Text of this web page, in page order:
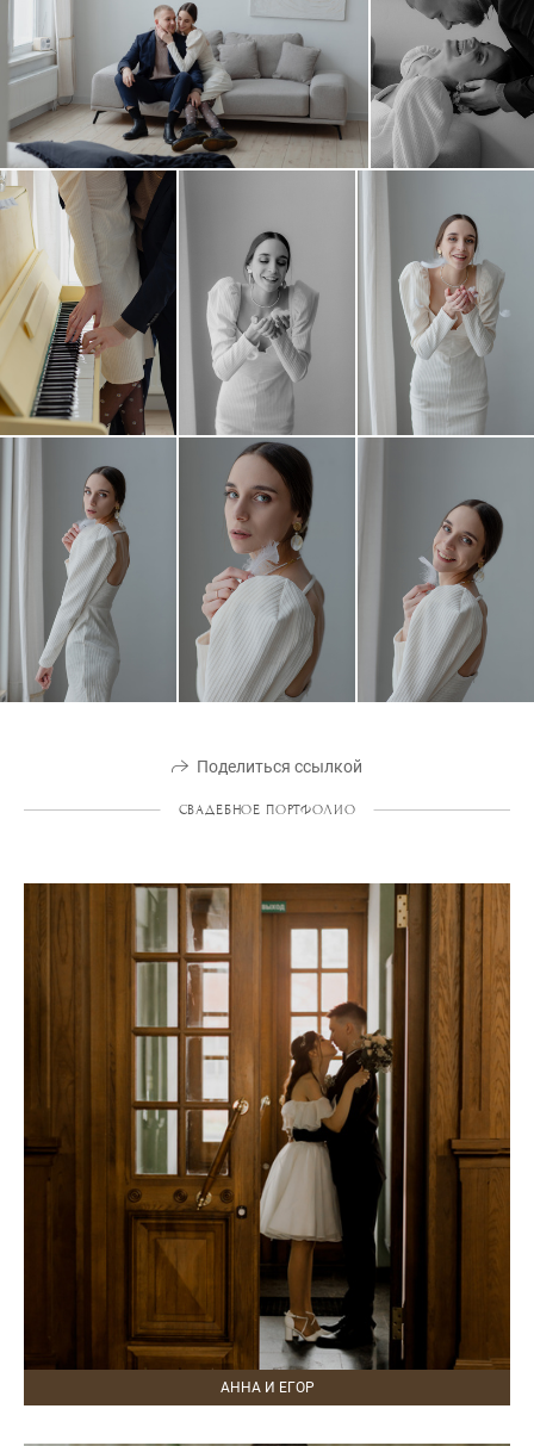
Поделиться ссылкой
СВАДЕБНОЕ ПОРТФОЛИО
АННА И ЕГОР